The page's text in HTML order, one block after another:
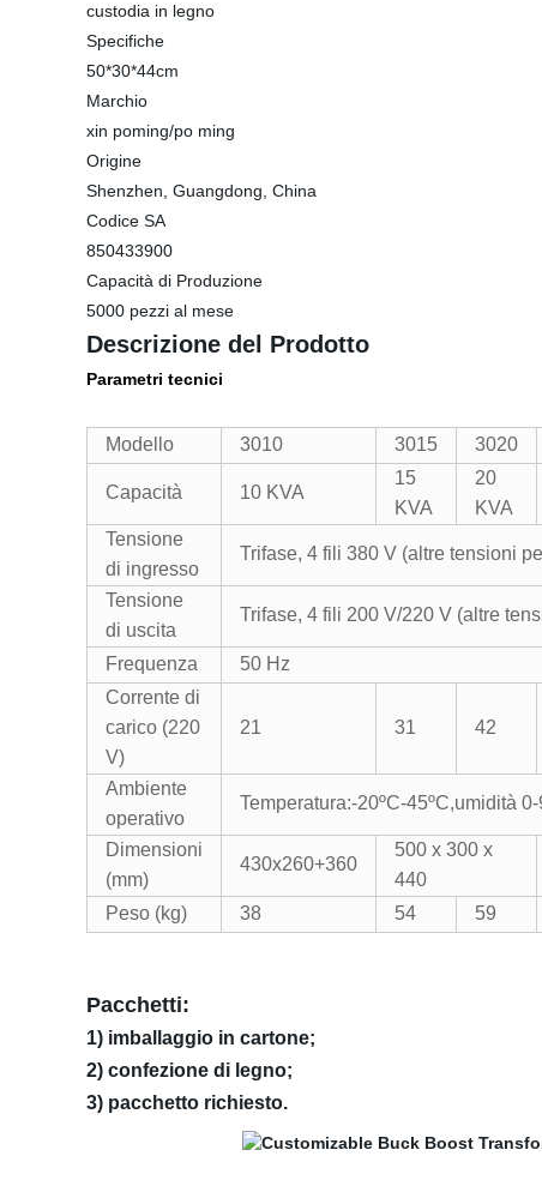
custodia in legno
Specifiche
50*30*44cm
Marchio
xin poming/po ming
Origine
Shenzhen, Guangdong, China
Codice SA
850433900
Capacità di Produzione
5000 pezzi al mese
Descrizione del Prodotto
Parametri tecnici
Modello 3010 3015 3020
Capacità 10 KVA
15
KVA
20
KVA
Tensione
di ingresso
Trifase, 4 fili 380 V (altre tensioni
Tensione
di uscita
Trifase, 4 fili 200 V/220 V (altre
Frequenza
50 Hz
Corrente di
carico (220
V)
21 31 42
Ambiente
operativo
Temperatura:-20ºC-45ºC,umidità
Dimensioni
(mm)
430x260+360
500 x 300 x
440
Peso (kg) 38 54 59
Pacchetti:
1) imballaggio in cartone;
2) confezione di legno;
3) pacchetto richiesto.